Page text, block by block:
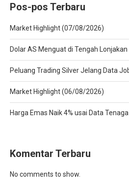
Pos-pos Terbaru
Market Highlight (07/08/2026)
Dolar AS Menguat di Tengah
Peluang Trading Silver Jelang Data
Market Highlight (06/08/2026)
Harga Emas Naik 4% usai Data
Komentar Terbaru
No comments to show.